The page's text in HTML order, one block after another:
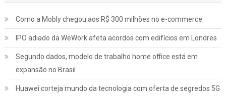
Como a Mobly chegou aos R$ 300 milhões no e-commerce
IPO adiado da WeWork afeta acordos com edifícios em Londres
Segundo dados, modelo de trabalho home office está em
expansão no Brasil
Huawei corteja mundo da tecnologia com oferta de segredos 5G